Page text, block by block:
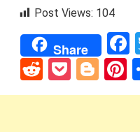
Post Views: 104
Share
RedditPocket